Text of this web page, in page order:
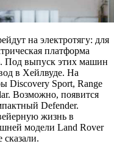
на электротягу: для
платформа
Под выпуск этих машин
в Хейлвуде. На
Discovery Sport, Range
Возможно, появится
Defender.
жизнь в
модели Land Rover